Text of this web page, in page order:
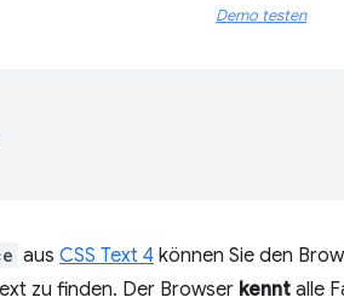
Demo testen
aus CSS Text 4 können Sie den
zu finden. Der Browser kennt alle